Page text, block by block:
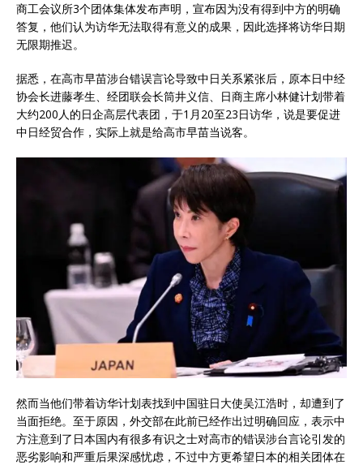
商工会议所3个团体集体发布声明，宣布因为没有得到中方的明确
答复，他们认为访华无法取得有意义的成果，因此选择将访华日期
无限期推迟。
据悉，在高市早苗涉台错误言论导致中日关系紧张后，原本日中经
协会长进藤孝生、经团联会长筒井义信、日商主席小林健计划带着
大约200人的日企高层代表团，于1月20至23日访华，说是要促进
中日经贸合作，实际上就是给高市早苗当说客。
然而当他们带着访华计划表找到中国驻日大使吴江浩时，却遭到了
当面拒绝。至于原因，外交部在此前已经作出过明确回应，表示中
方注意到了日本国内有很多有识之士对高市的错误涉台言论引发的
恶劣影响和严重后果深感忧虑，不过中方更希望日本的相关团体在